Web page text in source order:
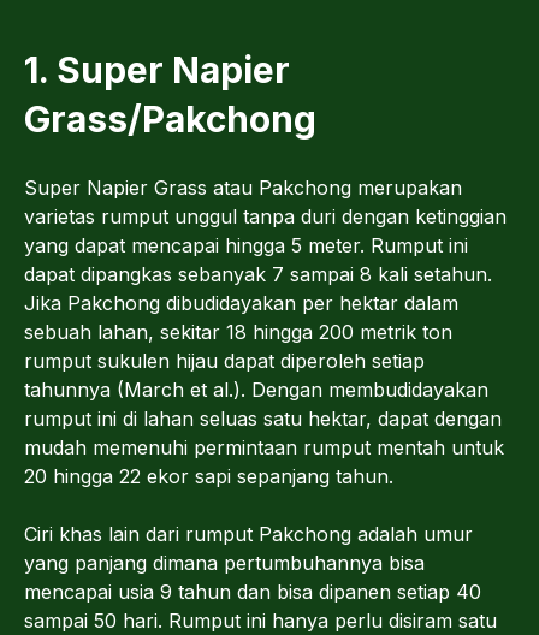
1. Super Napier
Grass/Pakchong
Super Napier Grass atau Pakchong merupakan
varietas rumput unggul tanpa duri dengan ketinggian
yang dapat mencapai hingga 5 meter. Rumput ini
dapat dipangkas sebanyak 7 sampai 8 kali setahun.
Jika Pakchong dibudidayakan per hektar dalam
sebuah lahan, sekitar 18 hingga 200 metrik ton
rumput sukulen hijau dapat diperoleh setiap
tahunnya (March et al.). Dengan membudidayakan
rumput ini di lahan seluas satu hektar, dapat dengan
mudah memenuhi permintaan rumput mentah untuk
20 hingga 22 ekor sapi sepanjang tahun.
Ciri khas lain dari rumput Pakchong adalah umur
yang panjang dimana pertumbuhannya bisa
mencapai usia 9 tahun dan bisa dipanen setiap 40
sampai 50 hari. Rumput ini hanya perlu disiram satu